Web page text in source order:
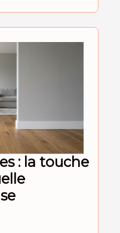
: la touche